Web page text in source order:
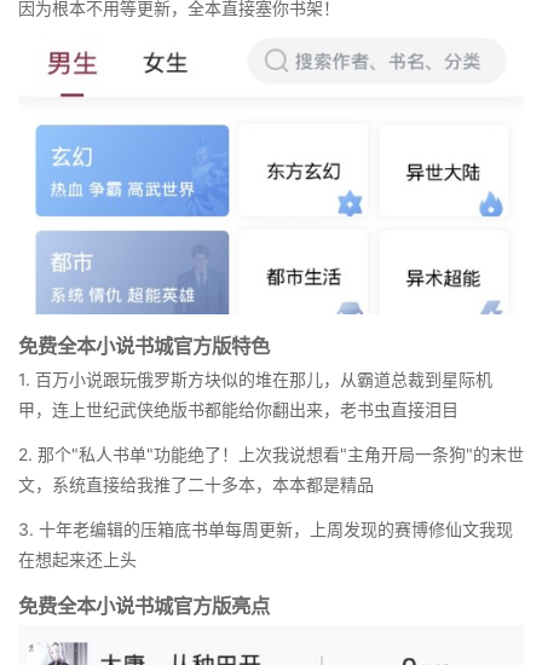
因为根本不用等更新，全本直接塞你书架！
免费全本小说书城官方版特色
1. 百万小说跟玩俄罗斯方块似的堆在那儿，从霸道总裁到星际机
甲，连上世纪武侠绝版书都能给你翻出来，老书虫直接泪目
2. 那个"私人书单"功能绝了！上次我说想看"主角开局一条狗"的末世
文，系统直接给我推了二十多本，本本都是精品
3. 十年老编辑的压箱底书单每周更新，上周发现的赛博修仙文我现
在想起来还上头
免费全本小说书城官方版亮点